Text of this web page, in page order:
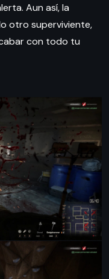
Aun así, la
otro superviviente,
con todo tu